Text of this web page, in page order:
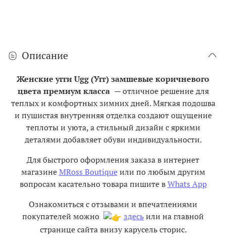
Описание
Женские угги Ugg (Угг) замшевые коричневого
цвета премиум класса —отличное решение для
теплых и комфортных зимних дней. Мягкая подошва
и пушистая внутренняя отделка создают ощущение
теплоты и уюта, а стильный дизайн с яркими
деталями добавляет обуви индивидуальности.
Для быстрого оформления заказа в интернет
магазинеMRoss Boutiqueили по любым другим
вопросам касательно товара пишите вWhats App
Ознакомиться с отзывами и впечатлениями
покупателей можно
здесьили на главной
странице сайта внизу карусель сторис.